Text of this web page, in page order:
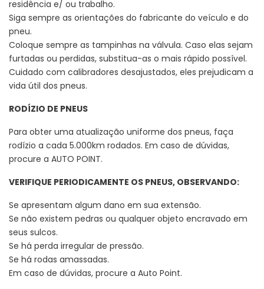
residência e/ ou trabalho.
Siga sempre as orientações do fabricante do veículo e do
pneu.
Coloque sempre as tampinhas na válvula. Caso elas sejam
furtadas ou perdidas, substitua-as o mais rápido possível.
Cuidado com calibradores desajustados, eles prejudicam a
vida útil dos pneus.
RODÍZIO DE PNEUS
Para obter uma atualização uniforme dos pneus, faça
rodízio a cada 5.000km rodados. Em caso de dúvidas,
procure a AUTO POINT.
VERIFIQUE PERIODICAMENTE OS PNEUS, OBSERVANDO:
Se apresentam algum dano em sua extensão.
Se não existem pedras ou qualquer objeto encravado em
seus sulcos.
Se há perda irregular de pressão.
Se há rodas amassadas.
Em caso de dúvidas, procure a Auto Point.